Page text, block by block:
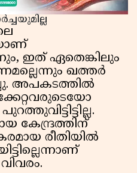
ഇത് ഏതെങ്കിലും
ഖത്തർ
അപകടത്തിൽ
കേന്ദ്രത്തിന്
രീതിയിൽ